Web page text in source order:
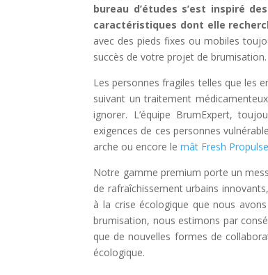
bureau d’études s’est inspiré
caractéristiques dont elle
avec des pieds fixes ou mobiles
succès de votre projet de brumisation.
Les personnes fragiles telles que les
suivant un traitement
ignorer. L’équipe BrumExpert,
exigences de ces personnes
arche ou encore lemât Fresh Propulse
Notre gamme premium porte un
de rafraîchissement urbains
à la crise écologique que nous
brumisation, nous estimons par
que de nouvelles formes de
écologique.